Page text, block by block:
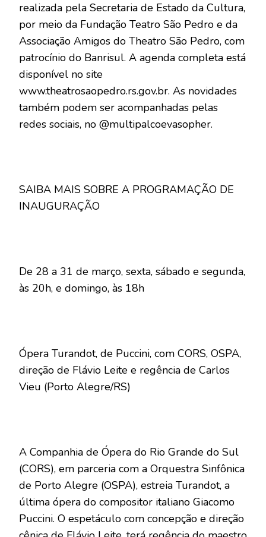
realizada pela Secretaria de Estado da Cultura,
por meio da Fundação Teatro São Pedro e da
Associação Amigos do Theatro São Pedro, com
patrocínio do Banrisul. A agenda completa está
disponível no site
www.theatrosaopedro.rs.gov.br. As novidades
também podem ser acompanhadas pelas
redes sociais, no @multipalcoevasopher.
SAIBA MAIS SOBRE A PROGRAMAÇÃO DE
INAUGURAÇÃO
De 28 a 31 de março, sexta, sábado e segunda,
às 20h, e domingo, às 18h
Ópera Turandot, de Puccini, com CORS, OSPA,
direção de Flávio Leite e regência de Carlos
Vieu (Porto Alegre/RS)
A Companhia de Ópera do Rio Grande do Sul
(CORS), em parceria com a Orquestra Sinfônica
de Porto Alegre (OSPA), estreia Turandot, a
última ópera do compositor italiano Giacomo
Puccini. O espetáculo com concepção e direção